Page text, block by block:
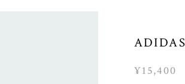
¥15,400